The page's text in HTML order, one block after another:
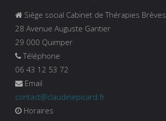
Siège social Cabinet de Thérapies Brèves
28 Avenue Auguste Gantier
29 000 Quimper
Téléphone
06 43 12 53 72
Email
contact@claudinepicard.fr
Horaires